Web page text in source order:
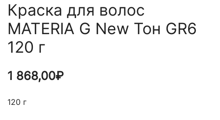
Краска для волос
MATERIA G New Тон GR6
120 г
1 868,00₽
120 г